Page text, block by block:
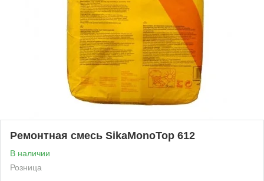
Ремонтная смесь SikaMonoTop 612
В наличии
Розница